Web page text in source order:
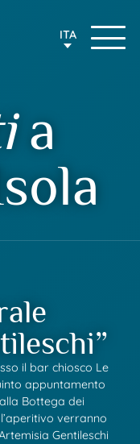
ITA
a
il bar chiosco Le
appuntamento
Bottega dei
verranno
Gentileschi